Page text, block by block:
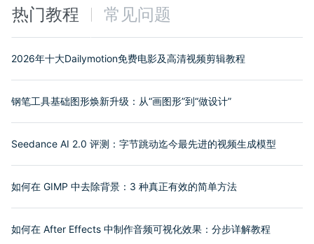
热门教程 常见问题
2026年十大Dailymotion免费电影及高清视频剪辑教程
钢笔工具基础图形焕新升级：从“画图形”到“做设计”
Seedance AI 2.0 评测：字节跳动迄今最先进的视频生成模型
如何在 GIMP 中去除背景：3 种真正有效的简单方法
如何在 After Effects 中制作音频可视化效果：分步详解教程